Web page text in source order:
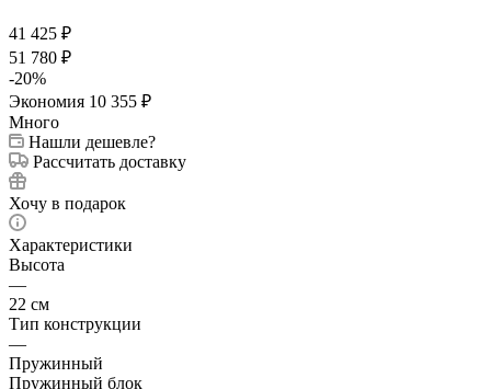
41 425 ₽
51 780 ₽
-20%
Экономия 10 355 ₽
Много
Нашли дешевле?
Рассчитать доставку
Хочу в подарок
Характеристики
Высота
—
22 см
Тип конструкции
—
Пружинный
Пружинный блок